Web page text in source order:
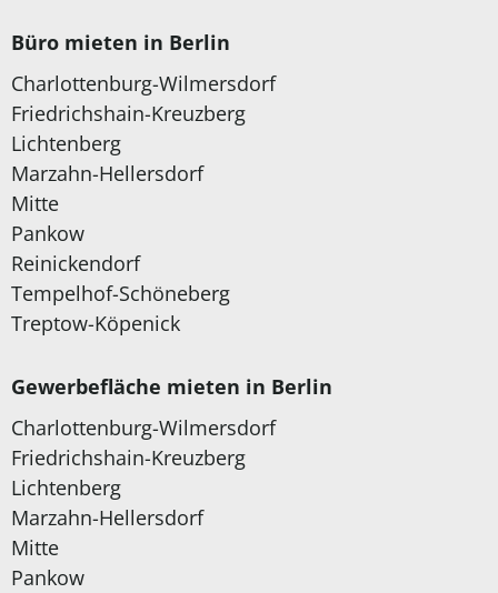
Büro mieten in Berlin
Charlottenburg-Wilmersdorf
Friedrichshain-Kreuzberg
Lichtenberg
Marzahn-Hellersdorf
Mitte
Pankow
Reinickendorf
Tempelhof-Schöneberg
Treptow-Köpenick
Gewerbefläche mieten in Berlin
Charlottenburg-Wilmersdorf
Friedrichshain-Kreuzberg
Lichtenberg
Marzahn-Hellersdorf
Mitte
Pankow